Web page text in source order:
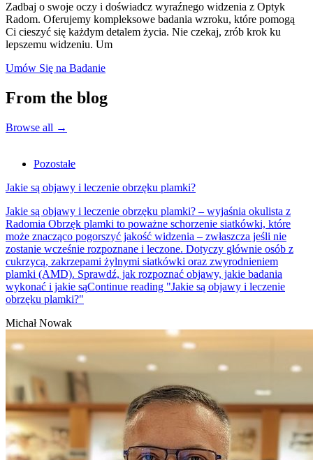
Zadbaj o swoje oczy i doświadcz wyraźnego widzenia z Optyk
Radom. Oferujemy kompleksowe badania wzroku, które pomogą
Ci cieszyć się każdym detalem życia. Nie czekaj, zrób krok ku
lepszemu widzeniu. Um
Umów Się na Badanie
From the blog
Browse all →
Pozostałe
Jakie są objawy i leczenie obrzęku plamki?
Jakie są objawy i leczenie obrzęku plamki? – wyjaśnia okulista z
Radomia Obrzęk plamki to poważne schorzenie siatkówki, które
może znacząco pogorszyć jakość widzenia – zwłaszcza jeśli nie
zostanie wcześnie rozpoznane i leczone. Dotyczy głównie osób z
cukrzycą, zakrzepami żylnymi siatkówki oraz zwyrodnieniem
plamki (AMD). Sprawdź, jak rozpoznać objawy, jakie badania
wykonać i jakie sąContinue reading "Jakie są objawy i leczenie
obrzęku plamki?"
Michał Nowak